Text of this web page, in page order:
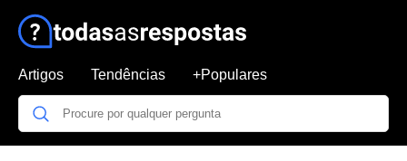
Artigos Tendências +Populares